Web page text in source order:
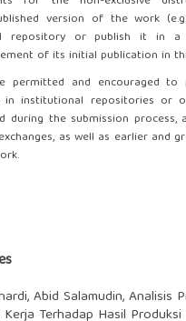
version of the work
repository or publish it in a
of its initial publication in
permitted and encouraged
in institutional repositories or
during the submission process,
as well as earlier and
Abid Salamudin,Analisis
Kerja Terhadap Hasil